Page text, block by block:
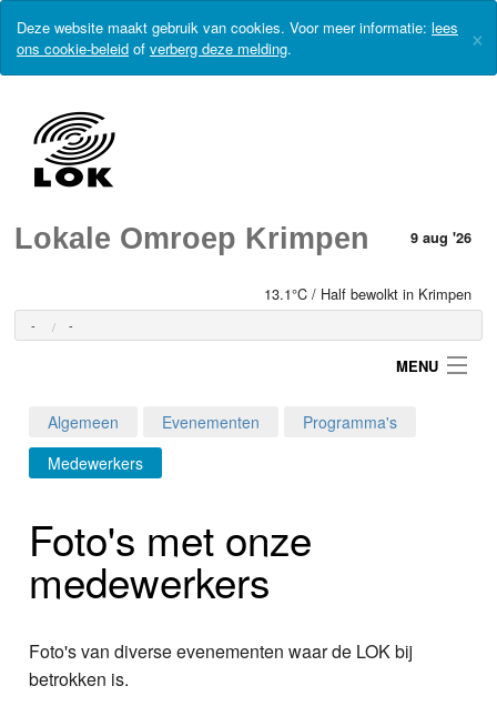
Deze website maakt gebruik van cookies. Voor meer informatie: lees
ons cookie-beleid of verberg deze melding. ×
Lokale Omroep Krimpen 9 aug '26
13.1°C / Half bewolkt in Krimpen
- -
MENU
Login
Programma's
Nieuws
Foto's
Algemeen Evenementen
Programma's
Medewerkers
Foto's met onze
medewerkers
Foto's van diverse evenementen waar de LOK bij
betrokken is.